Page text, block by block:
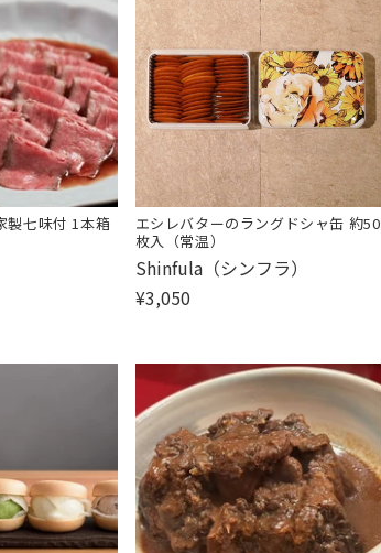
製七味付 1本箱
エシレバターのラングドシャ缶 約50
枚入（常温）
販
売
Shinfula（シンフラ）
¥3,050